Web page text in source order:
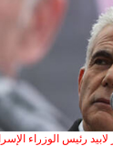
لابيد رئيس الوزراء